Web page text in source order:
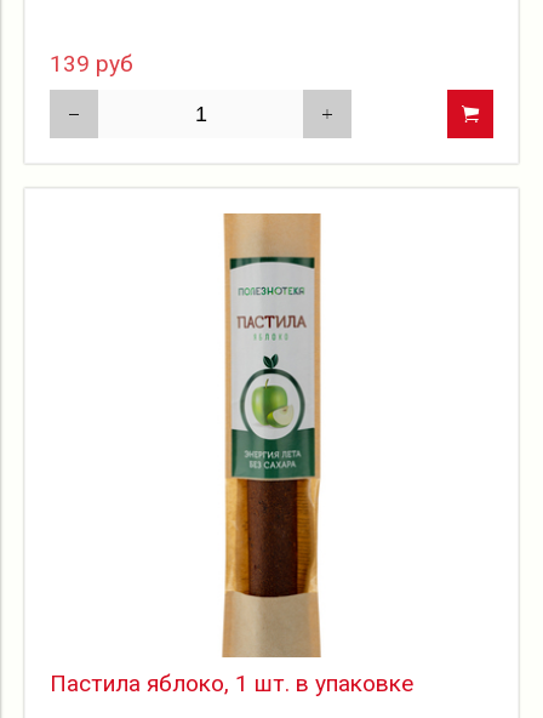
139 руб
Пастила яблоко, 1 шт. в упаковке